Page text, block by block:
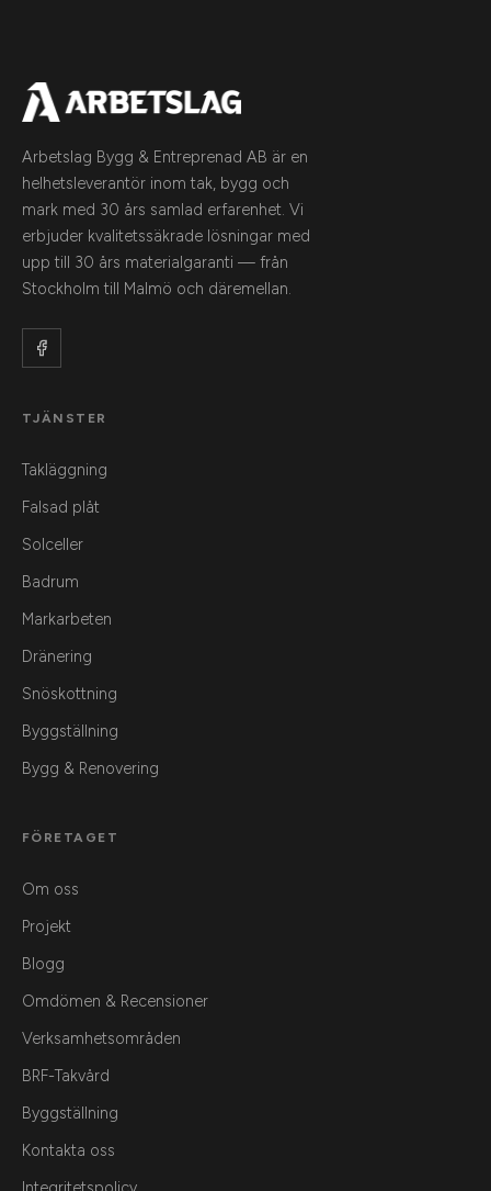
Arbetslag Bygg & Entreprenad AB är en
helhetsleverantör inom tak, bygg och
mark med 30 års samlad erfarenhet. Vi
erbjuder kvalitetssäkrade lösningar med
upp till 30 års materialgaranti — från
Stockholm till Malmö och däremellan.
TJÄNSTER
Takläggning
Falsad plåt
Solceller
Badrum
Markarbeten
Dränering
Snöskottning
Byggställning
Bygg & Renovering
FÖRETAGET
Om oss
Projekt
Blogg
Omdömen & Recensioner
Verksamhetsområden
BRF-Takvård
Byggställning
Kontakta oss